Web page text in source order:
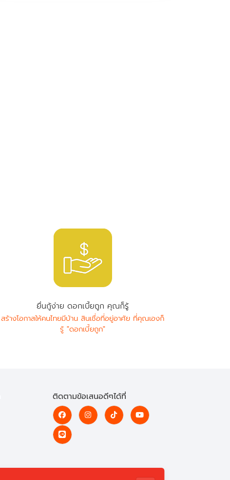
ยื่นกู้ง่าย ดอกเบี้ยถูก คุณก็รู้
สร้างโอกาสให้คนไทยมีบ้าน สินเชื่อที่อยู่อาศัย ที่คุณเองก็
รู้ "ดอกเบี้ยถูก"
ติดตามข้อเสนอดีๆได้ที่